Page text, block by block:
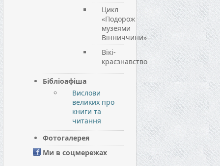
Цикл
«Подорож
музеями
Вінниччини»
Вікі-
краєзнавство
Бібліоафіша
Вислови
великих про
книги та
читання
Фотогалерея
Ми в соцмережах